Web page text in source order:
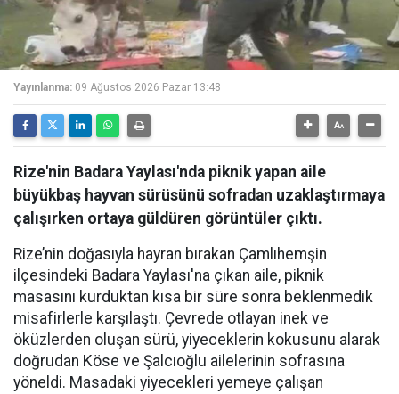
Yayınlanma: 09 Ağustos 2026 Pazar 13:48
Rize'nin Badara Yaylası'nda piknik yapan aile
büyükbaş hayvan sürüsünü sofradan uzaklaştırmaya
çalışırken ortaya güldüren görüntüler çıktı.
Rize’nin doğasıyla hayran bırakan Çamlıhemşin
ilçesindeki Badara Yaylası'na çıkan aile, piknik
masasını kurduktan kısa bir süre sonra beklenmedik
misafirlerle karşılaştı. Çevrede otlayan inek ve
öküzlerden oluşan sürü, yiyeceklerin kokusunu alarak
doğrudan Köse ve Şalcıoğlu ailelerinin sofrasına
yöneldi. Masadaki yiyecekleri yemeye çalışan